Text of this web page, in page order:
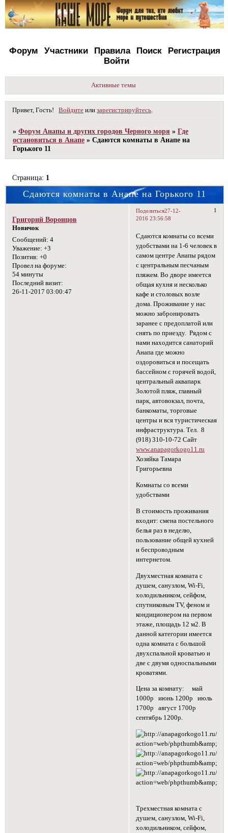
Форум Участники Правила Поиск
Регистрация
Войти
Активные темы
Привет, Гость! Войдите илизарегистрируйтесь
»Форум Анапы и других городов Черного моря »Где
остановиться в Анапе »Сдаются комнаты в Анапе на
Горького 11
Сдаются комнаты в Анапе на Горького 11
Страница: 1
Поделиться 1
27-12-
2016 23:56:58
Григорий Воронцов
Новичок
Сообщений: 4
Уважение: +3
Позитив: +0
Провел на форуме:
54 минуты
Последний визит:
26-11-2017 03:00:47
Сдаются комнаты со всеми
удобствами на 1-6 человек в
самом центре Анапы рядом
с центральным песчаным
пляжем. Во дворе имеется
общая кухня и несколько
кафе и столовых возле
дома. Проживание у нас
можно забронировать
заранее с предоплатой или
снять по приезду. Рядом с
нами находится санаторий
Анапа где можно
оздоровиться и посещать
бассейном с горячей водой,
центральный аквапарк
Золотой пляж, главный
парк, автовокзал, почта,
банкоматы, торговые
центры и вся туристическая
инфраструктура. Тел. 8
(918) 310-10-72 Сайт
www.anapagorkogo11.ru
Хозяйка Тамара
Григорьевна
Комнаты со всеми
удобствами
В стоимость проживания
входит: смена постельного
белья раз в неделю,
пользование общей кухней
и беспроводным
интернетом.
Двухместная комната с
душем, санузлом, Wi-Fi,
холодильником, сейфом,
спутниковым TV, феном и
кондиционером на первом
этаже, площадь 12 м2. В
данной категории имеется
одна комната с большой
двухспальной кроватью и
две с двумя односпальными
кроватями.
Цена за комнату: май
1000р июнь 1200р июль
1700р август 1700р
сентябрь 1200р.
Трехместная комната с
душем, санузлом, Wi-Fi,
холодильником, сейфом,